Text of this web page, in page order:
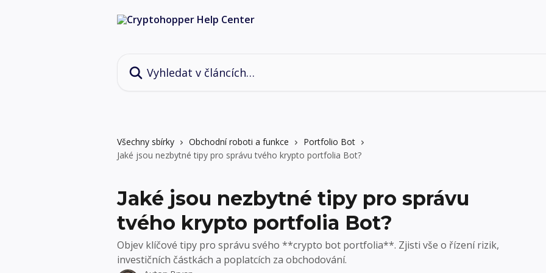
Všechny sbírky Obchodní roboti a funkce
Portfolio Bot
Jaké jsou nezbytné tipy pro správu tvého krypto portfolia Bot?
Jaké jsou nezbytné tipy pro správu
tvého krypto portfolia Bot?
Objev klíčové tipy pro správu svého **crypto bot portfolia**. Zjisti vše o řízení rizik,
investičních částkách a poplatcích za obchodování.